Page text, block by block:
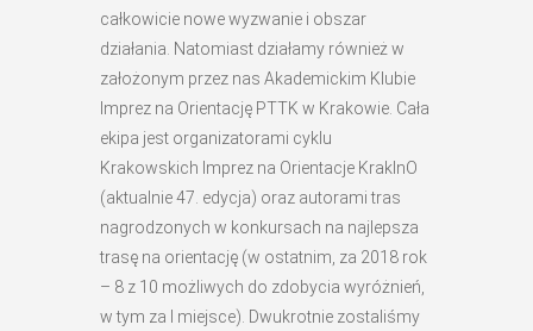
całkowicie nowe wyzwanie i obszar
działania. Natomiast działamy również w
założonym przez nas Akademickim Klubie
Imprez na Orientację PTTK w Krakowie. Cała
ekipa jest organizatorami cyklu
Krakowskich Imprez na Orientacje KrakInO
(aktualnie 47. edycja) oraz autorami tras
nagrodzonych w konkursach na najlepsza
trasę na orientację (w ostatnim, za 2018 rok
– 8 z 10 możliwych do zdobycia wyróżnień,
w tym za I miejsce). Dwukrotnie zostaliśmy